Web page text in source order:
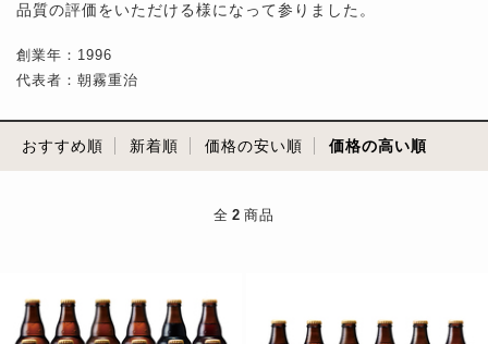
品質の評価をいただける様になって参りました。
創業年：1996
代表者：朝霧重治
おすすめ順 新着順 価格の安い順 価格の高い順
全 2 商品